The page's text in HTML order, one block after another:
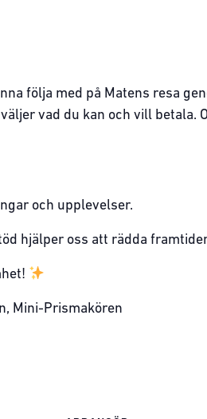
följa med på Matens resa
vad du kan och vill betala.
och upplevelser.
hjälper oss att rädda
Mini-Prismakören